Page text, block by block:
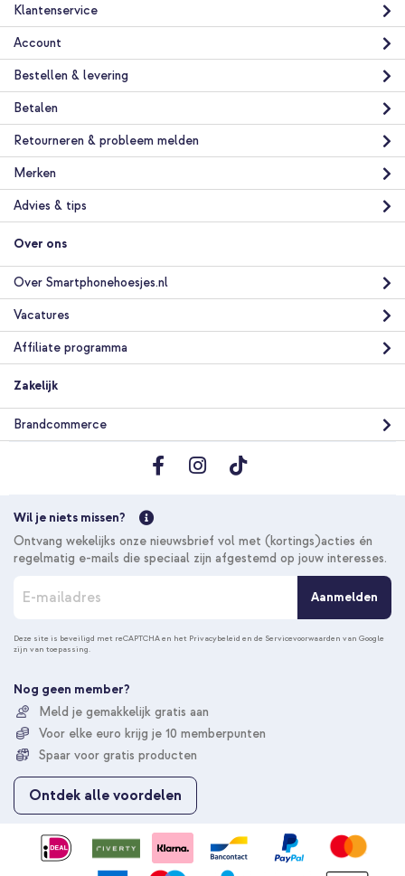
Klantenservice
Account
Bestellen & levering
Betalen
Retourneren & probleem melden
Merken
Advies & tips
Over ons
Over Smartphonehoesjes.nl
Vacatures
Affiliate programma
Zakelijk
Brandcommerce
Wil je niets missen?
Ontvang wekelijks onze nieuwsbrief vol met (kortings)acties én
regelmatig e-mails die speciaal zijn afgestemd op jouw interesses.
n
n
e
u
o
p
z
Aanmelden
Deze site is beveiligd met reCAPTCHA en het Privacybeleid en de Servicevoorwaarden van Google
zijn van toepassing.
Nog geen member?
Meld je gemakkelijk gratis aan
Voor elke euro krijg je 10 memberpunten
Spaar voor gratis producten
Ontdek alle voordelen